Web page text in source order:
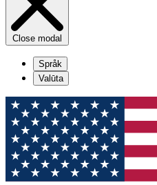
Close modal
Språk
Valūta